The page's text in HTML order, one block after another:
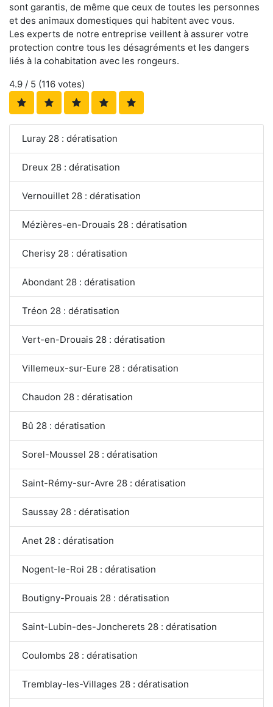
sont garantis, de même que ceux de toutes les personnes
et des animaux domestiques qui habitent avec vous.
Les experts de notre entreprise veillent à assurer votre
protection contre tous les désagréments et les dangers
liés à la cohabitation avec les rongeurs.
4.9 / 5 (116 votes)
Luray 28 : dératisation
Dreux 28 : dératisation
Vernouillet 28 : dératisation
Mézières-en-Drouais 28 : dératisation
Cherisy 28 : dératisation
Abondant 28 : dératisation
Tréon 28 : dératisation
Vert-en-Drouais 28 : dératisation
Villemeux-sur-Eure 28 : dératisation
Chaudon 28 : dératisation
Bû 28 : dératisation
Sorel-Moussel 28 : dératisation
Saint-Rémy-sur-Avre 28 : dératisation
Saussay 28 : dératisation
Anet 28 : dératisation
Nogent-le-Roi 28 : dératisation
Boutigny-Prouais 28 : dératisation
Saint-Lubin-des-Joncherets 28 : dératisation
Coulombs 28 : dératisation
Tremblay-les-Villages 28 : dératisation